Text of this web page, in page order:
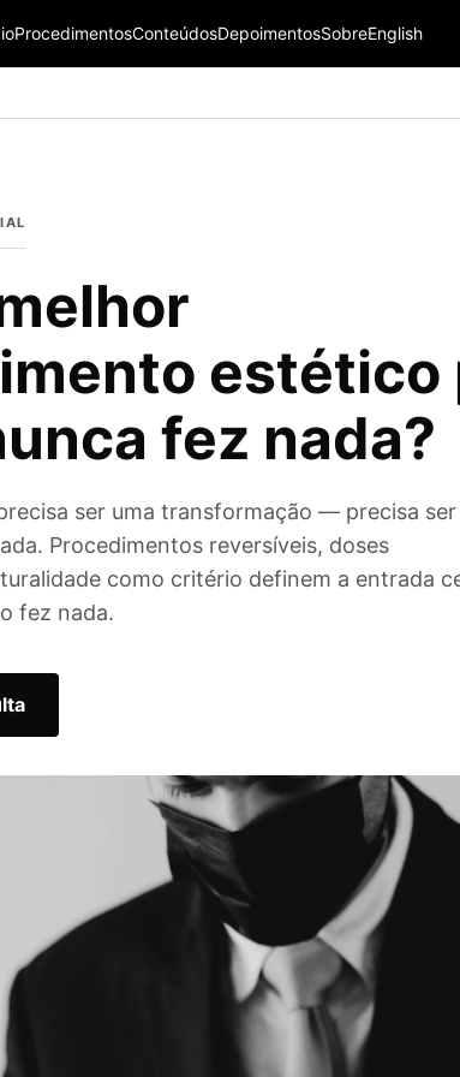
ProcedimentosConteúdosDepoimentosSobreEnglish
estético
fez nada?
ser uma transformação — precisa ser
Procedimentos reversíveis, doses
como critério definem a entrada
fez nada.